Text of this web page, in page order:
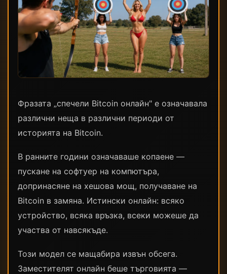
Фразата „спечели Bitcoin онлайн" е означавала
различни неща в различни периоди от
историята на Bitcoin.
В ранните години означаваше копаене —
пускане на софтуер на компютъра,
допринасяне на хешова мощ, получаване на
Bitcoin в замяна. Истински онлайн: всяко
устройство, всяка връзка, всеки можеше да
участва от навсякъде.
Този модел се мащабира извън обсега.
Заместителят онлайн беше търговията —